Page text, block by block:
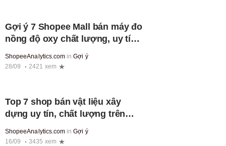
Gợi ý 7 Shopee Mall bán máy đo
nồng độ oxy chất lượng, uy tín
ShopeeAnalytics.com inGợi ý
28/09
2421 xem
Top 7 shop bán vật liệu xây
dựng uy tín, chất lượng trên
ShopeeAnalytics.com inGợi ý
16/09
3435 xem